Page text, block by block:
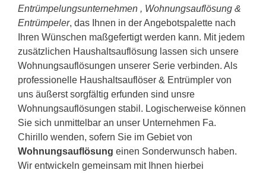
Entrümpelungsunternehmen , Wohnungsauflösung &
Entrümpeler, das Ihnen in der Angebotspalette nach
Ihren Wünschen maßgefertigt werden kann. Mit jedem
zusätzlichen Haushaltsauflösung lassen sich unsere
Wohnungsauflösungen unserer Serie verbinden. Als
professionelle Haushaltsauflöser & Entrümpler von
uns äußerst sorgfältig erfunden sind unsre
Wohnungsauflösungen stabil. Logischerweise können
Sie sich unmittelbar an unser Unternehmen Fa.
Chirillo wenden, sofern Sie im Gebiet von
Wohnungsauflösung einen Sonderwunsch haben.
Wir entwickeln gemeinsam mit Ihnen hierbei